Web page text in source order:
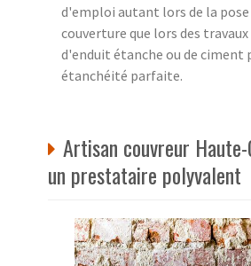
d'emploi autant lors de la pose
couverture que lors des
d'enduit étanche ou de ciment
étanchéité parfaite.
Artisan couvreur Haute-
un prestataire polyvalent